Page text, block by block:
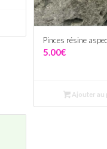
Pinces résine
5.00€
Ajouter au